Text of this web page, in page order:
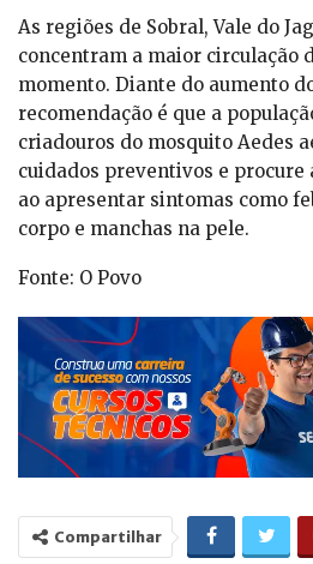
As regiões de Sobral, Vale do
concentram a maior circulação
momento. Diante do aumento
recomendação é que a
criadouros do mosquito Aedes
cuidados preventivos e
ao apresentar sintomas como
corpo e manchas na pele.
Fonte: O Povo
Compartilhar